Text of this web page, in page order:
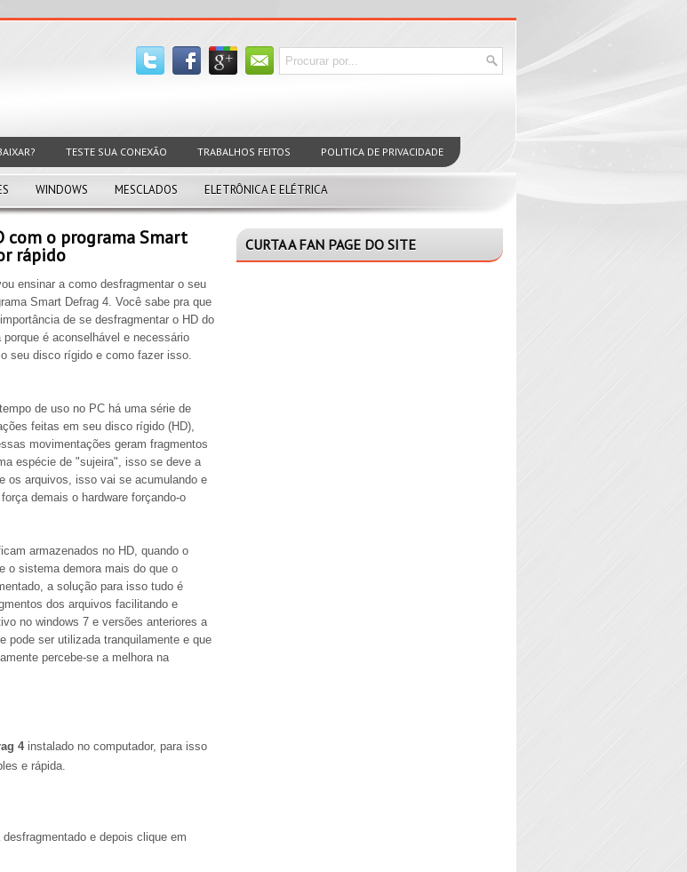
TESTE SUA CONEXÃO TRABALHOS FEITOS POLITICA DE PRIVACIDADE
WINDOWS MESCLADOS ELETRÔNICA E ELÉTRICA
com o programa Smart
rápido
ensinar a como desfragmentar o seu
Smart Defrag 4. Você sabe pra que
de se desfragmentar o HD do
porque é aconselhável e necessário
seu disco rígido e como fazer isso.
de uso no PC há uma série de
feitas em seu disco rígido (HD),
movimentações geram fragmentos
espécie de "sujeira", isso se deve a
os arquivos, isso vai se acumulando e
demais o hardware forçando-o
armazenados no HD, quando o
o sistema demora mais do que o
a solução para isso tudo é
dos arquivos facilitando e
no windows 7 e versões anteriores a
pode ser utilizada tranquilamente e que
percebe-se a melhora na
4instalado no computador, para isso
e rápida.
e depois clique em
CURTA A FAN PAGE DO SITE